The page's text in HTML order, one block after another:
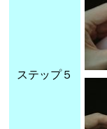
ステップ５